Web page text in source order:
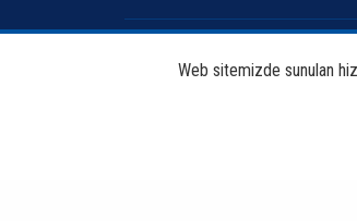
Hakkımızda
Web sitemizde sunulan